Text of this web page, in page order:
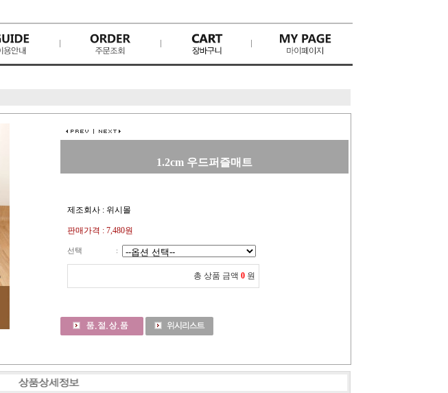
1.2cm 우드퍼즐매트
제조회사 : 위시몰
판매가격 : 7,480원
선택 :
총 상품 금액 0 원